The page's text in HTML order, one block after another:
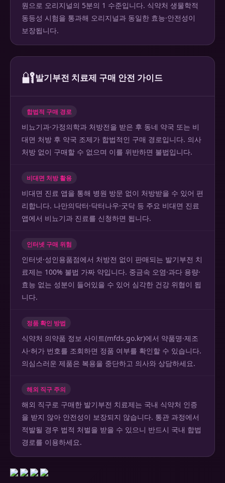
원으로 오리지널의 5분의 1 수준입니다. 식약처 생물학적
동등성 시험을 통과해 오리지널과 동일한 효능·안전성이
보장됩니다.
🔐발기부전 치료제 구매 안전 가이드
합법적 구매 경로
비뇨기과·가정의학과 처방전을 받은 후 동네 약국 또는 비
대면 처방 후 약국 조제가 합법적인 구매 경로입니다. 의사
처방 없이 구매할 수 없으며 이를 위반하면 불법입니다.
비대면 처방 활용
비대면 진료 앱을 통해 병원 방문 없이 처방받을 수 있어 편
리합니다. 나만의닥터·닥터나우·굿닥 등 주요 비대면 진료
앱에서 비뇨기과 진료를 신청하면 됩니다.
인터넷 구매 위험
인터넷·성인용품점에서 처방전 없이 판매되는 발기부전 치
료제는 100% 불법 가짜 약입니다. 중금속 오염·과다 용량·
효능 없는 성분이 들어있을 수 있어 심각한 건강 위협이 됩
니다.
정품 확인 방법
식약처 의약품 정보 사이트(mfds.go.kr)에서 약품명·제조
사·허가 번호를 조회하면 정품 여부를 확인할 수 있습니다.
의심스러운 제품은 복용을 중단하고 의사와 상담하세요.
해외 직구 주의
해외 직구로 구매한 발기부전 치료제는 국내 식약처 인증
을 받지 않아 안전성이 보장되지 않습니다. 통관 과정에서
적발될 경우 법적 처벌을 받을 수 있으니 반드시 국내 합법
경로를 이용하세요.